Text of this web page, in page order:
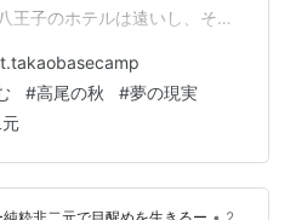
王子のホテルは遠いし、それ
〟という４人一部屋の、
した。（一泊5500円） こ
りのベースキャンプで 早朝
荷物預かりもしてくれた。 館
、ロッジみたいな感じ。 で
#高尾の秋 #夢の現実